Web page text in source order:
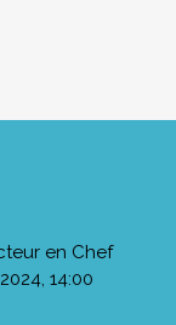
en Chef
14:00